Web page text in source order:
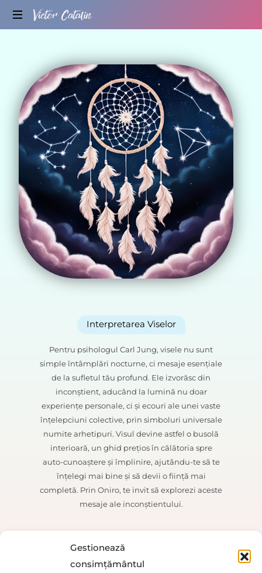
Gestionează
consimțământul
Spiritualitate
Interpretarea Viselor
Pentru psihologul Carl Jung, visele nu sunt
simple întâmplări nocturne, ci mesaje esențiale
de la sufletul tău profund. Ele izvorăsc din
inconștient, aducând la lumină nu doar
experiențe personale, ci și ecouri ale unei vaste
înțelepciuni colective, prin simboluri universale
numite arhetipuri. Visul devine astfel o busolă
interioară, un ghid prețios în călătoria spre
auto-cunoaștere și împlinire, ajutându-te să te
înțelegi mai bine și să devii o ființă mai
completă. Prin Oniro, te invit să explorezi aceste
mesaje ale inconștientului.